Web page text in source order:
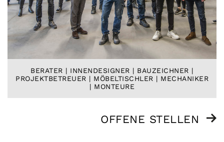
BERATER | INNENDESIGNER | BAUZEICHNER |
PROJEKTBETREUER | MÖBELTISCHLER | MECHANIKER
| MONTEURE
OFFENE STELLEN